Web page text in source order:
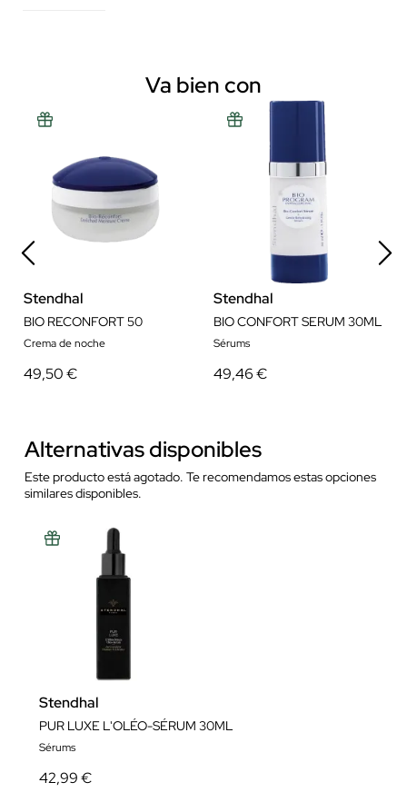
Va bien con
Stendhal
BIO RECONFORT 50
Crema de noche
49,50 €
Stendhal
BIO CONFORT SERUM 30ML
Sérums
49,46 €
Alternativas disponibles
Este producto está agotado. Te recomendamos estas opciones
similares disponibles.
Stendhal
PUR LUXE L'OLÉO-SÉRUM 30ML
Sérums
42,99 €